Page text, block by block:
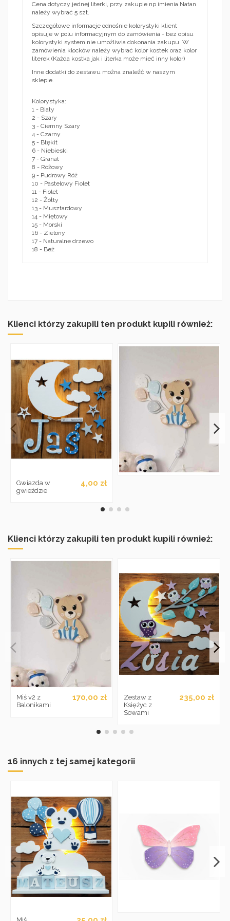
Cena dotyczy jednej literki, przy zakupie np imienia Natan
należy wybrać 5 szt.
Szczegółowe informacje odnośnie kolorystyki klient
opisuje w polu informacyjnym do zamówienia - bez opisu
kolorystyki system nie umożliwia dokonania zakupu. W
zamówienia klocków należy wybrać kolor kostek oraz kolor
literek (Każda kostka jak i literka może mieć inny kolor)
Inne dodatki do zestawu można znaleźć w naszym
sklepie.
Kolorystyka:
1 - Biały
2 - Szary
3 - Ciemny Szary
4 - Czarny
5 - Błękit
6 - Niebieski
7 - Granat
8 - Różowy
9 - Pudrowy Róż
10 - Pastelowy Fiolet
11 - Fiolet
12 - Żółty
13 - Musztardowy
14 - Miętowy
15 - Morski
16 - Zielony
17 - Naturalne drzewo
18 - Beż
Klienci którzy zakupili ten produkt kupili również:
Gwiazda w
gwieździe
4,00 zł
Klienci którzy zakupili ten produkt kupili również:
Miś v2 z
Balonikami
170,00 zł
Zestaw z
Księżyc z
Sowami
235,00 zł
16 innych z tej samej kategorii